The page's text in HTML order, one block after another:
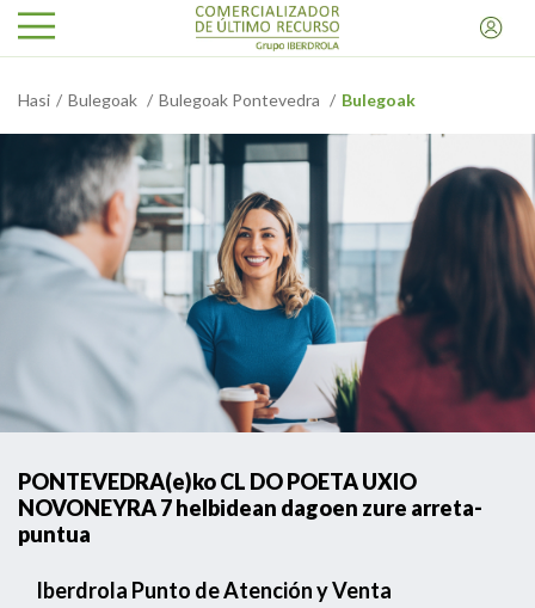
Hasi Bulegoak Bulegoak Pontevedra Bulegoak
PONTEVEDRA(e)ko CL DO POETA UXIO
NOVONEYRA 7 helbidean dagoen zure arreta-
puntua
Iberdrola Punto de Atención y Venta